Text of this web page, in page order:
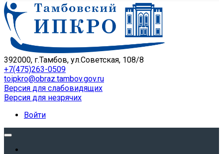
392000, г.Тамбов, ул.Советская, 108/8
+7(475)263-0509
toipkro@obraz.tambov.gov.ru
Версия для слабовидящих
Версия для незрячих
Войти